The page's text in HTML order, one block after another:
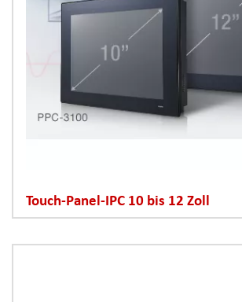
Touch-Panel-IPC 10 bis 12 Zoll